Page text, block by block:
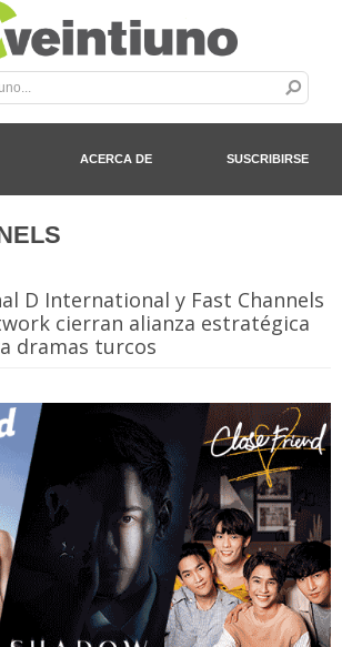
ACERCA DE SUSCRIBIRSE
D International y Fast Channels
cierran alianza estratégica
dramas turcos